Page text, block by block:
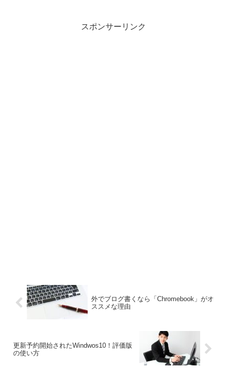
スポンサーリンク
外でブログ書くなら「Chromebook」がオ
ススメな理由
更新予約開始されたWindwos10！評価版
の使い方